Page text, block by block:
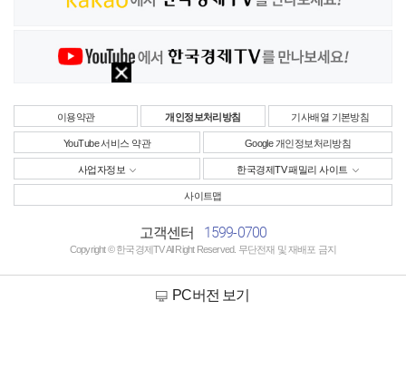
이용약관 개인정보처리방침 기사배열 기본방침
YouTube 서비스 약관 Google 개인정보처리방침
사업자정보 한국경제TV 패밀리 사이트
사이트맵
고객센터 1599-0700
Copyright © 한국경제TV All Right Reserved. 무단전재 및 재배포 금지
PC버전 보기